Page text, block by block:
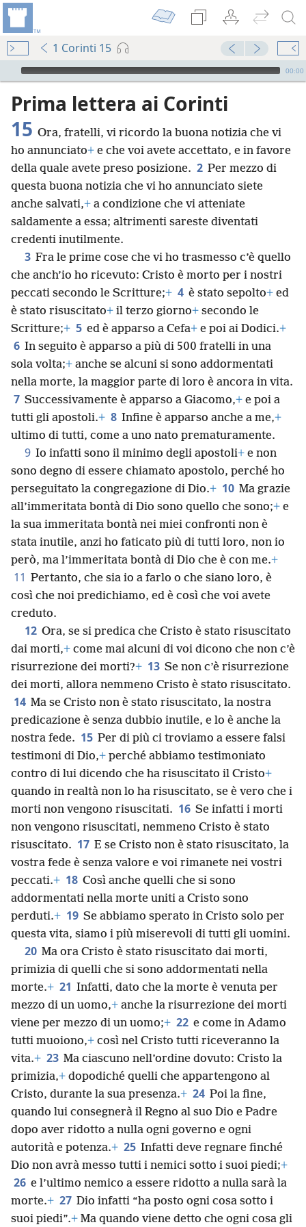
1 Corinti 15
Audio Player
00:00
Prima lettera ai Corinti
15 Ora, fratelli, vi ricordo la buona notizia che vi
ho annunciato+ e che voi avete accettato, e in favore
della quale avete preso posizione. 2 Per mezzo di
questa buona notizia che vi ho annunciato siete
anche salvati,+ a condizione che vi atteniate
saldamente a essa; altrimenti sareste diventati
credenti inutilmente.
3 Fra le prime cose che vi ho trasmesso c’è quello
che anch’io ho ricevuto: Cristo è morto per i nostri
peccati secondo le Scritture;+ 4 è stato sepolto+ ed
è stato risuscitato+ il terzo giorno+ secondo le
Scritture;+ 5 ed è apparso a Cefa+ e poi ai Dodici.+
6 In seguito è apparso a più di 500 fratelli in una
sola volta;+ anche se alcuni si sono addormentati
nella morte, la maggior parte di loro è ancora in vita.
7 Successivamente è apparso a Giacomo,+ e poi a
tutti gli apostoli.+ 8 Infine è apparso anche a me,+
ultimo di tutti, come a uno nato prematuramente.
9 Io infatti sono il minimo degli apostoli+ e non
sono degno di essere chiamato apostolo, perché ho
perseguitato la congregazione di Dio.+ 10 Ma grazie
all’immeritata bontà di Dio sono quello che sono;+ e
la sua immeritata bontà nei miei confronti non è
stata inutile, anzi ho faticato più di tutti loro, non io
però, ma l’immeritata bontà di Dio che è con me.+
11 Pertanto, che sia io a farlo o che siano loro, è
così che noi predichiamo, ed è così che voi avete
creduto.
12 Ora, se si predica che Cristo è stato risuscitato
dai morti,+ come mai alcuni di voi dicono che non c’è
risurrezione dei morti?+ 13 Se non c’è risurrezione
dei morti, allora nemmeno Cristo è stato risuscitato.
14 Ma se Cristo non è stato risuscitato, la nostra
predicazione è senza dubbio inutile, e lo è anche la
nostra fede. 15 Per di più ci troviamo a essere falsi
testimoni di Dio,+ perché abbiamo testimoniato
contro di lui dicendo che ha risuscitato il Cristo+
quando in realtà non lo ha risuscitato, se è vero che i
morti non vengono risuscitati. 16 Se infatti i morti
non vengono risuscitati, nemmeno Cristo è stato
risuscitato. 17 E se Cristo non è stato risuscitato, la
vostra fede è senza valore e voi rimanete nei vostri
peccati.+ 18 Così anche quelli che si sono
addormentati nella morte uniti a Cristo sono
perduti.+ 19 Se abbiamo sperato in Cristo solo per
questa vita, siamo i più miserevoli di tutti gli uomini.
20 Ma ora Cristo è stato risuscitato dai morti,
primizia di quelli che si sono addormentati nella
morte.+ 21 Infatti, dato che la morte è venuta per
mezzo di un uomo,+ anche la risurrezione dei morti
viene per mezzo di un uomo;+ 22 e come in Adamo
tutti muoiono,+ così nel Cristo tutti riceveranno la
vita.+ 23 Ma ciascuno nell’ordine dovuto: Cristo la
primizia,+ dopodiché quelli che appartengono al
Cristo, durante la sua presenza.+ 24 Poi la fine,
quando lui consegnerà il Regno al suo Dio e Padre
dopo aver ridotto a nulla ogni governo e ogni
autorità e potenza.+ 25 Infatti deve regnare finché
Dio non avrà messo tutti i nemici sotto i suoi piedi;+
26 e l’ultimo nemico a essere ridotto a nulla sarà la
morte.+ 27 Dio infatti “ha posto ogni cosa sotto i
suoi piedi”.+ Ma quando viene detto che ogni cosa gli